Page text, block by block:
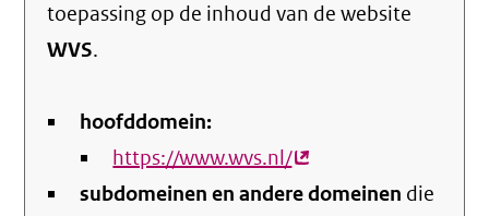
toepassing op de inhoud van de website
WVS.
hoofddomein:
https://www.wvs.nl/(externe
link)
subdomeinen en andere domeinen die